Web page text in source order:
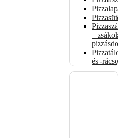
Pizzalapátok
Pizzasütők
Pizzaszállítás
– zsákok,
pizzásdobozok
Pizzatálcák
és -rácsok